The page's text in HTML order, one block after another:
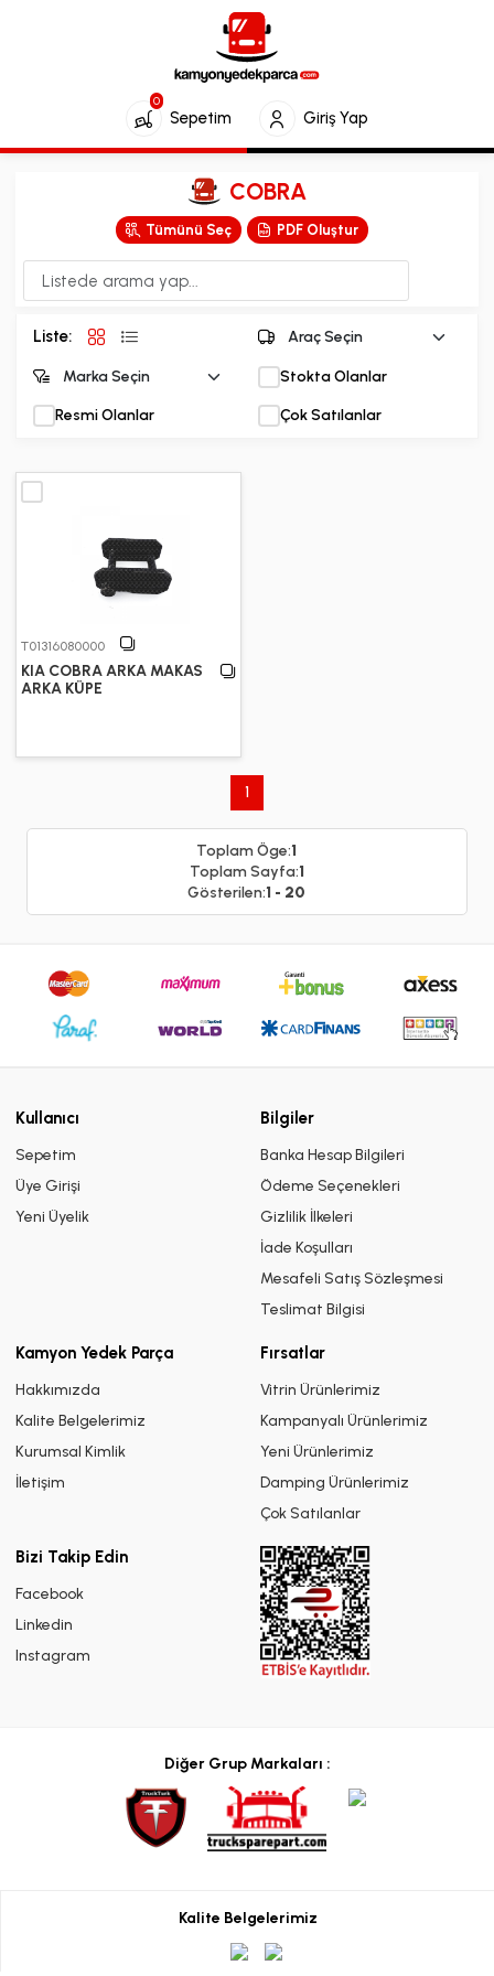
Sepetim
0
Giriş Yap
COBRA
Tümünü Seç PDF Oluştur
Liste:
Stokta Olanlar
Resmi Olanlar Çok Satılanlar
T01316080000
KIA COBRA ARKA MAKAS
ARKA KÜPE
1
Toplam Öge:1
Toplam Sayfa:1
Gösterilen:1 - 20
Kullanıcı
Sepetim
Üye Girişi
Yeni Üyelik
Bilgiler
Banka Hesap Bilgileri
Ödeme Seçenekleri
Gizlilik İlkeleri
İade Koşulları
Mesafeli Satış Sözleşmesi
Teslimat Bilgisi
Kamyon Yedek Parça
Hakkımızda
Kalite Belgelerimiz
Kurumsal Kimlik
İletişim
Fırsatlar
Vitrin Ürünlerimiz
Kampanyalı Ürünlerimiz
Yeni Ürünlerimiz
Damping Ürünlerimiz
Çok Satılanlar
Bizi Takip Edin
Facebook
Linkedin
Instagram
Diğer Grup Markaları :
Kalite Belgelerimiz